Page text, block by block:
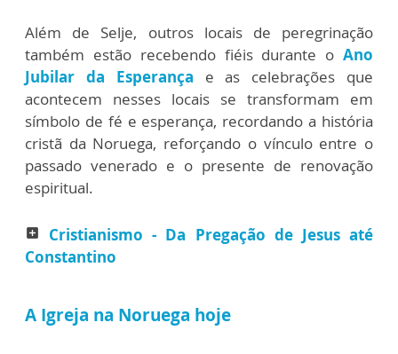
Além de Selje, outros locais de peregrinação
também estão recebendo fiéis durante o Ano
Jubilar da Esperança
e as celebrações que
acontecem nesses locais se transformam em
símbolo de fé e esperança, recordando a história
cristã da Noruega, reforçando o vínculo entre o
passado venerado e o presente de renovação
espiritual.
add_box
Cristianismo - Da Pregação de Jesus até
Constantino
A Igreja na Noruega hoje